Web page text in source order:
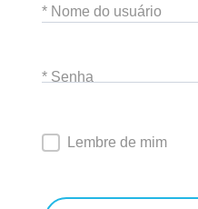
* Nome do usuário
* Senha
Lembre de mim